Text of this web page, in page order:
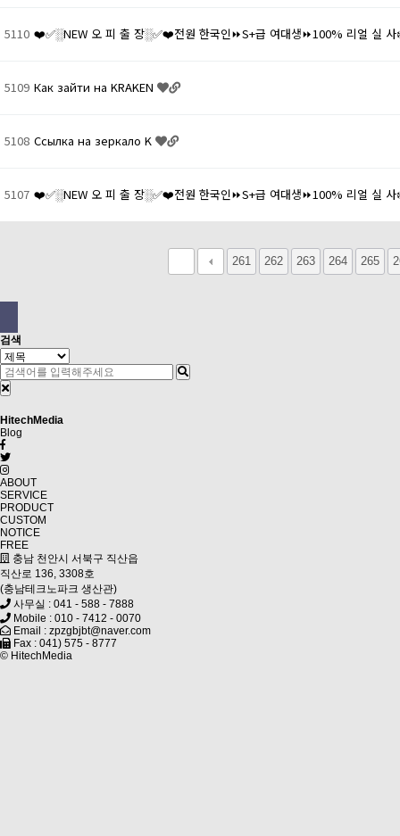
5110 ❤️✅░NEW 오 피 출 장░✅❤️전원 한국인⏩S+급 여대생⏩100% 리얼 실
5109 Как зайти на KRAKEN
5108 Ссылка на зеркало K
5107 ❤️✅░NEW 오 피 출 장░✅❤️전원 한국인⏩S+급 여대생⏩100% 리얼 실
261 262 263 264 265
검색
HitechMedia
Blog
ABOUT
SERVICE
PRODUCT
CUSTOM
NOTICE
FREE
충남 천안시 서북구 직산읍
직산로 136, 3308호
(충남테크노파크 생산관)
사무실 : 041 - 588 - 7888
Mobile : 010 - 7412 - 0070
Email : zpzgbjbt@naver.com
Fax : 041) 575 - 8777
© HitechMedia